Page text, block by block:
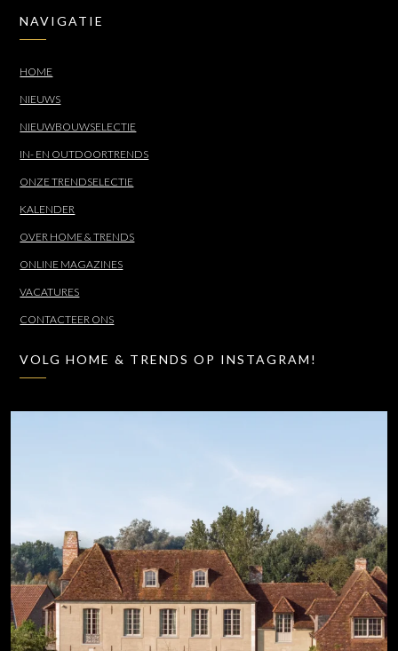
NAVIGATIE
HOME
NIEUWS
NIEUWBOUWSELECTIE
IN- EN OUTDOORTRENDS
ONZE TRENDSELECTIE
KALENDER
OVER HOME & TRENDS
ONLINE MAGAZINES
VACATURES
CONTACTEER ONS
VOLG HOME & TRENDS OP INSTAGRAM!